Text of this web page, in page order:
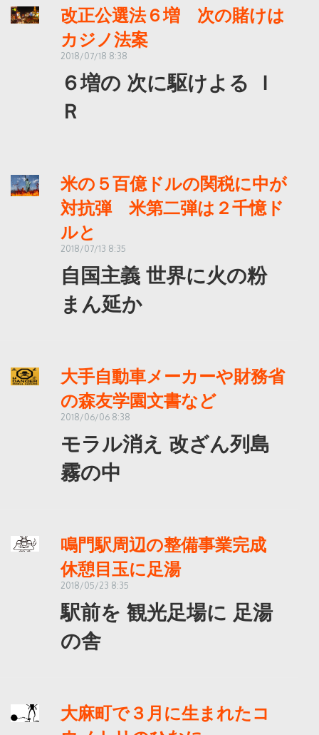
改正公選法６増 次の賭けは
カジノ法案
2018/07/18 8:38
６増の 次に駆けよる Ｉ
Ｒ
米の５百億ドルの関税に中が
対抗弾 米第二弾は２千憶ド
ルと
2018/07/13 8:35
自国主義 世界に火の粉
まん延か
大手自動車メーカーや財務省
の森友学園文書など
2018/06/06 8:38
モラル消え 改ざん列島
霧の中
鳴門駅周辺の整備事業完成
休憩目玉に足湯
2018/05/23 8:35
駅前を 観光足場に 足湯
の舎
大麻町で３月に生まれたコ